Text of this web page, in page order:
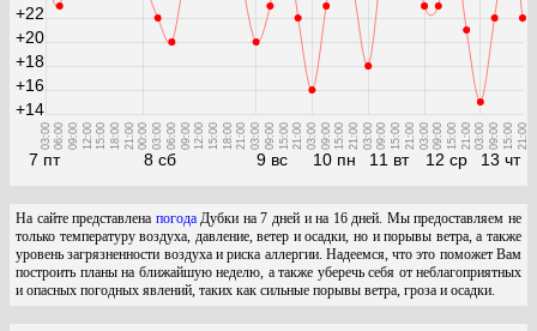
7 пт
03:0006:00 09:00 12:0015:00 18:00 21:00
8 сб
00:00 03:00 06:00 09:0012:00 15:00 18:0021:00
9 вс
03:00 09:00 15:0021:00
10 пн
03:00 09:0015:00 21:00
11 вт
03:0009:00 15:00 21:00
12 ср
03:0009:00 15:00 21:00
13 чт
03:00 09:00 15:00 21:00
+14
+16
+18
+20
+22
На сайте представлена погодаДубки на 7 дней и на 16 дней. Мы предоставляем не
только температуру воздуха, давление, ветер и осадки, но и порывы ветра, а также
уровень загрязненности воздуха и риска аллергии. Надеемся, что это поможет Вам
построить планы на ближайшую неделю, а также уберечь себя от неблагоприятных
и опасных погодных явлений, таких как сильные порывы ветра, гроза и осадки.